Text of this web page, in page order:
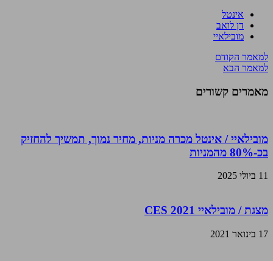
אינטל
דן לואב
מובילאיי
למאמר הקודם
למאמר הבא
מאמרים קשורים
מובילאיי / אינטל מכרה מניות, מחיר נמוך, תמשיך להחזיק
בכ-80% מהמניות
11 ביולי 2025
מצגת / מובילאיי CES 2021
17 בינואר 2021